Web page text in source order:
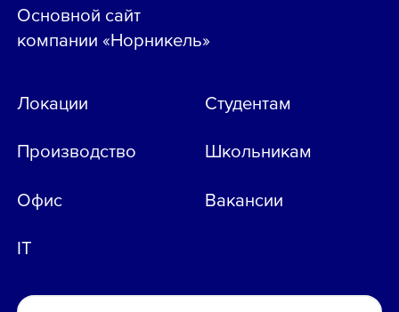
Основной сайт
компании «Норникель»
Локации
Производство
Офис
IT
Студентам
Школьникам
Вакансии